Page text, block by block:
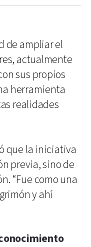
de ampliar el
actualmente
sus propios
herramienta
realidades
que la iniciativa
previa, sino de
“Fue como una
y ahí